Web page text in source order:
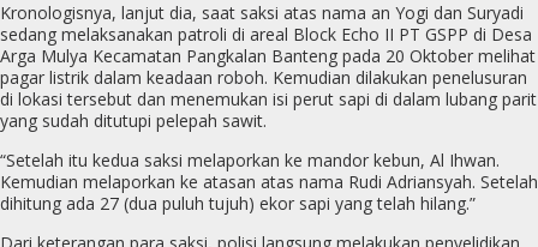
Kronologisnya, lanjut dia, saat saksi atas nama an Yogi dan Suryadi
sedang melaksanakan patroli di areal Block Echo II PT GSPP di Desa
Arga Mulya Kecamatan Pangkalan Banteng pada 20 Oktober melihat
pagar listrik dalam keadaan roboh. Kemudian dilakukan penelusuran
di lokasi tersebut dan menemukan isi perut sapi di dalam lubang parit
yang sudah ditutupi pelepah sawit.
“Setelah itu kedua saksi melaporkan ke mandor kebun, Al Ihwan.
Kemudian melaporkan ke atasan atas nama Rudi Adriansyah. Setelah
dihitung ada 27 (dua puluh tujuh) ekor sapi yang telah hilang.”